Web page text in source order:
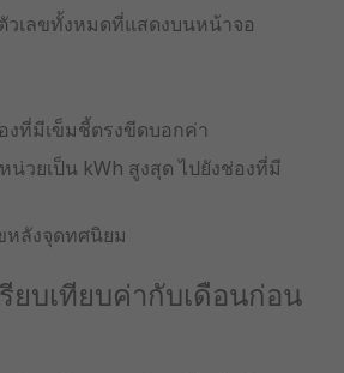
วเลขทั้งหมดที่แสดงบนหน้าจอ
งที่มีเข็มชี้ตรงขีดบอกค่า
น่วยเป็น kWh สูงสุด ไปยังช่องที่มี
หลังจุดทศนิยม
ยบเทียบค่ากับเดือนก่อน